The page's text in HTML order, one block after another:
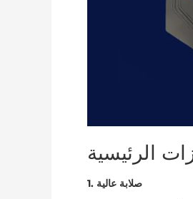
الرئيسية